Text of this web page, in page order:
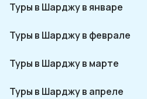
Туры в Шарджу в январе
Туры в Шарджу в феврале
Туры в Шарджу в марте
Туры в Шарджу в апреле